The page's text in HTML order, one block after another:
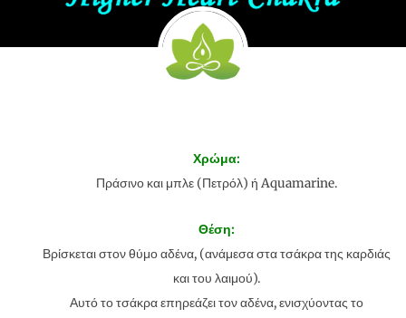
Χρώμα:
Πράσινο και μπλε (Πετρόλ) ή Aquamarine.
Θέση:
Βρίσκεται στον θύμο αδένα, (ανάμεσα στα τσάκρα της καρδιάς
και του λαιμού).
Αυτό το τσάκρα επηρεάζει τον αδένα, ενισχύοντας το